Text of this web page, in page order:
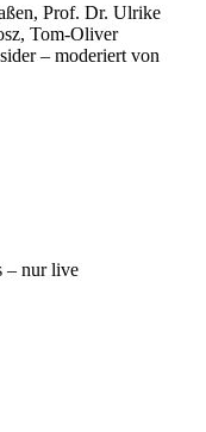
Prof. Dr. Ulrike
Tom-Oliver
– moderiert von
– nur live